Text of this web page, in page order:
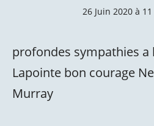
26 Juin 2020 à
profondes sympathies
Lapointe bon courage
Murray